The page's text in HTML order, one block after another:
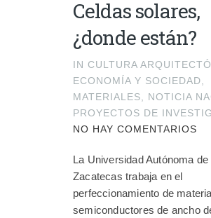
Celdas solares,
¿donde están?
IN CULTURA
ECONOMÍA Y SOCIEDAD
MATERIALES
NOTICIA
PROYECTOS DE
NO HAY COMENTARIOS
La Universidad Autónoma de
Zacatecas trabaja en el
perfeccionamiento de
semiconductores de ancho